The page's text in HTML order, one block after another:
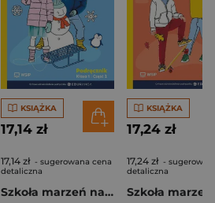
KSIĄŻKA
17,14 zł
17,14 zł - sugerowana cena
detaliczna
Szkoła marzeń na TAK SP 1 podr. cz.2
KSIĄŻKA
17,24 zł
17,24 zł -
detaliczna